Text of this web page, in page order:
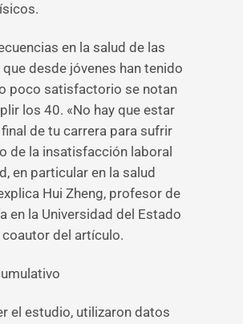
en la salud de las
desde jóvenes han tenido
poco satisfactorio se notan
los 40. «No hay que estar
de tu carrera para sufrir
de la insatisfacción laboral
en particular en la salud
Hui Zheng, profesor de
en la Universidad del Estado
coautor del artículo.
el estudio, utilizaron datos